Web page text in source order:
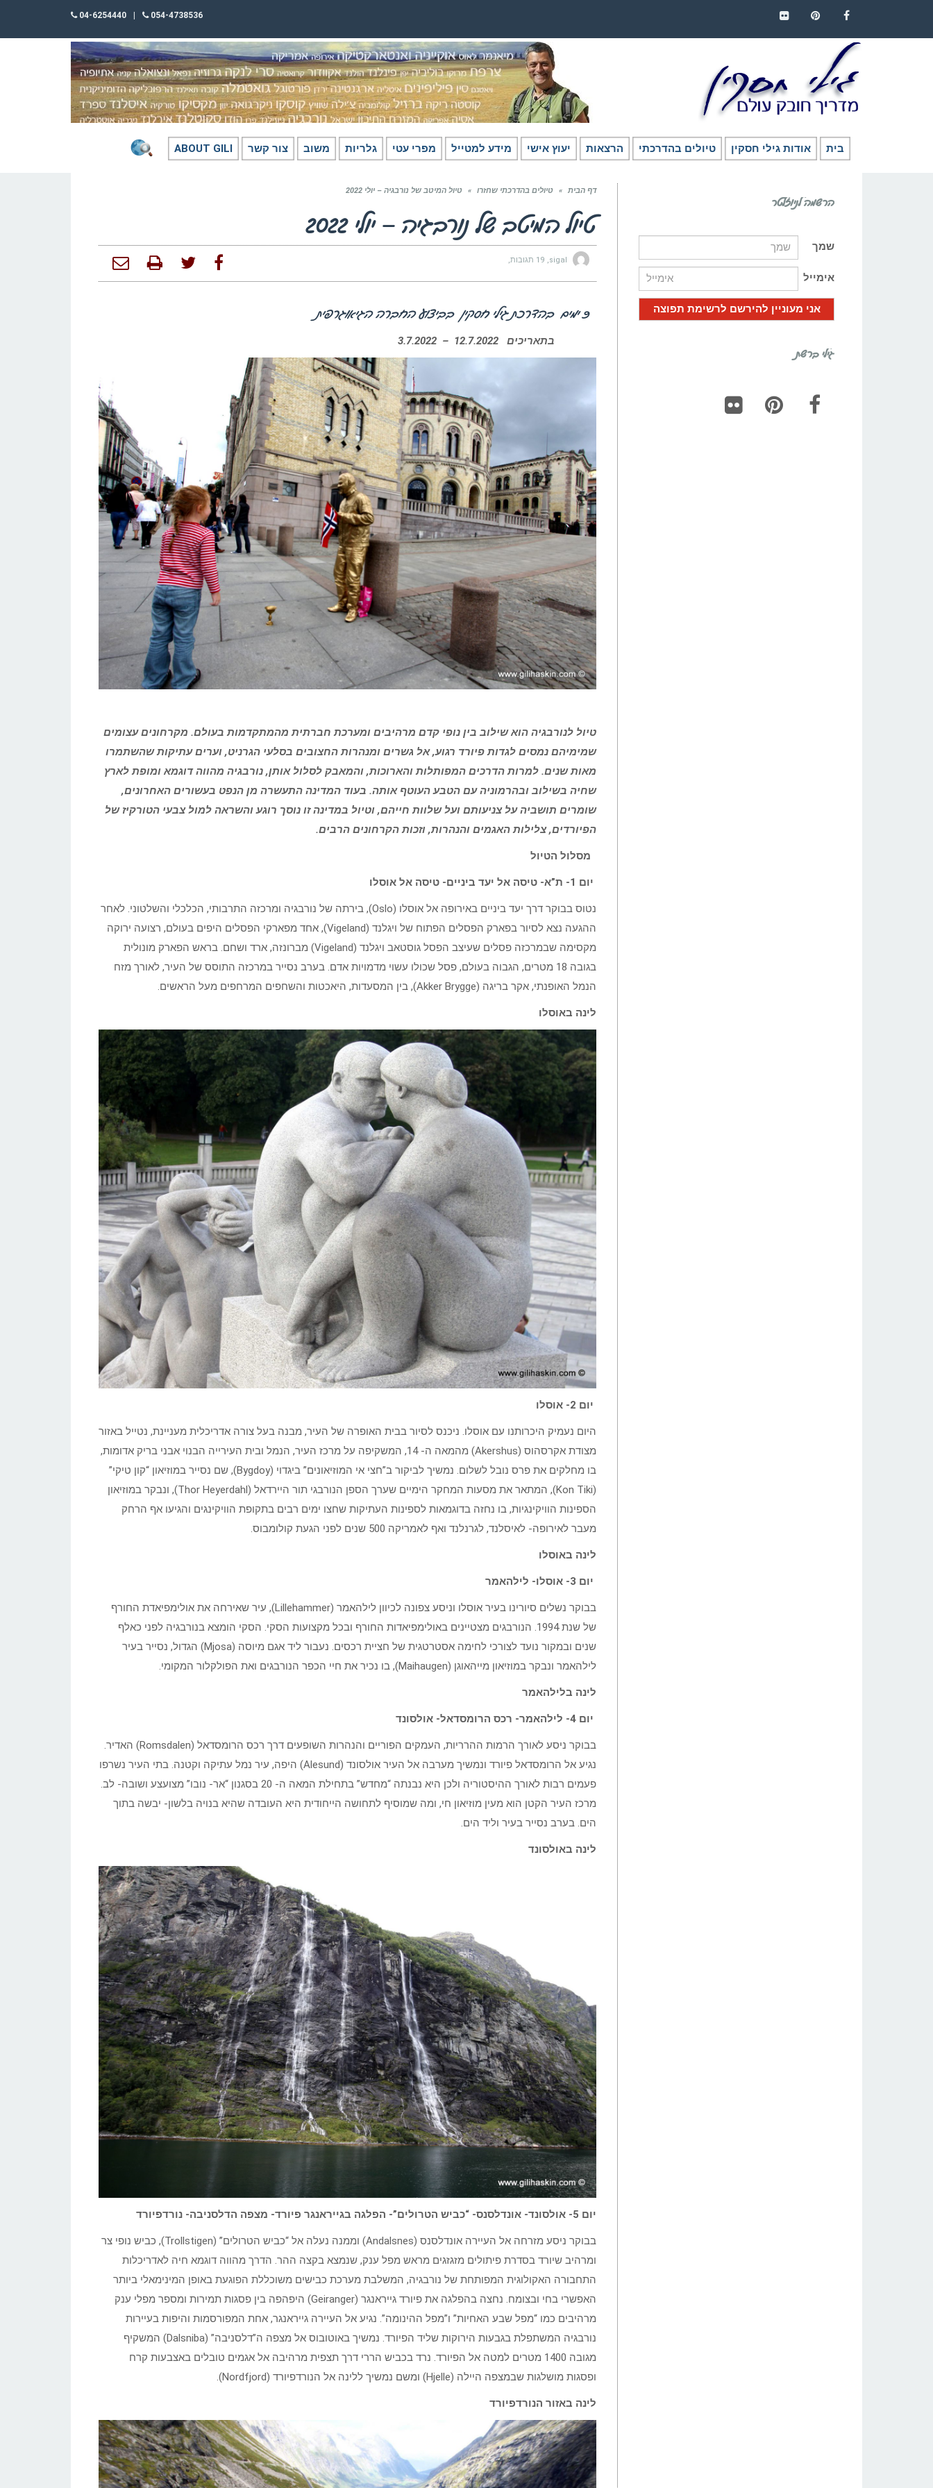
054-4738536
04-6254440
בית אודות גילי חסקין טיולים בהדרכתי הרצאות יעוץ אישי מידע למטייל מפרי עטי גלריות משוב צור קשר ABOUT GILI
דף הבית » טיולים בהדרכתי שחזרו » טיול המיטב של נורבגיה – יולי 2022
טיול המיטב של נורבגיה – יולי 2022
19 תגובות
9 ימים בהדרכת גילי חסקין בביצוע החברה הגיאוגרפית
בתאריכים 12.7.2022 – 3.7.2022
טיול לנורבגיה הוא שילוב בין נופי קדם מרהיבים ומערכת חברתית מהמתקדמות בעולם. מקרחונים עצומים
שמימיהם נמסים לגדות פיורד רגוע, אל גשרים ומנהרות החצובים בסלעי הגרניט, וערים עתיקות שהשתמרו
מאות שנים. למרות הדרכים המפותלות והארוכות, והמאבק לסלול אותן, נורבגיה מהווה דוגמא ומופת לארץ
שחיה בשילוב ובהרמוניה עם הטבע העוטף אותה. בעוד המדינה התעשרה מן הנפט בעשורים האחרונים,
שומרים תושביה על צניעותם ועל שלוות חייהם, וטיול במדינה זו נוסך רוגע והשראה למול צבעי הטורקיז של
הפיורדים, צלילות האגמים והנהרות, וזכות הקרחונים הרבים.
מסלול הטיול
יום 1- ת”א- טיסה אל יעד ביניים- טיסה אל אוסלו
נטוס בבוקר דרך יעד ביניים באירופה אל אוסלו (Oslo), בירתה של נורבגיה ומרכזה התרבותי, הכלכלי והשלטוני. לאחר
ההגעה נצא לסיור בפארק הפסלים הפתוח של ויגלנד (Vigeland), אחד מפארקי הפסלים היפים בעולם, רצועה ירוקה
מקסימה שבמרכזה פסלים שעיצב הפסל גוסטאב ויגלנד (Vigeland) מברונזה, ארד ושחם. בראש הפארק מונולית
בגובה 18 מטרים, הגבוה בעולם, פסל שכולו עשוי מדמויות אדם. בערב נסייר במרכזה התוסס של העיר, לאורך מזח
הנמל האופנתי, אקר בריגה (Akker Brygge), בין המסעדות, היאכטות והשחפים המרחפים מעל הראשים.
לינה באוסלו
יום 2- אוסלו
היום נעמיק היכרותנו עם אוסלו. ניכנס לסיור בבית האופרה של העיר, מבנה בעל צורה אדריכלית מעניינת, נטייל באזור
מצודת אקרסהוס (Akershus) מהמאה ה- 14, המשקיפה על מרכז העיר, הנמל ובית העירייה הבנוי אבני בריק אדומות,
בו מחלקים את פרס נובל לשלום. נמשיך לביקור ב”חצי אי המוזיאונים” ביגדוי (Bygdoy), שם נסייר במוזיאון “קון טיקי”
(Kon Tiki), המתאר את מסעות המחקר הימיים שערך הספן הנורבגי תור היירדאל (Thor Heyerdahl), ונבקר במוזיאון
הספינות הוויקינגיות, בו נחזה בדוגמאות לספינות העתיקות שחצו ימים רבים בתקופת הוויקינגים והגיעו אף הרחק
מעבר לאירופה- לאיסלנד, לגרנלנד ואף לאמריקה 500 שנים לפני הגעת קולומבוס.
לינה באוסלו
יום 3- אוסלו- לילהאמר
בבוקר נשלים סיורינו בעיר אוסלו וניסע צפונה לכיוון לילהאמר (Lillehammer), עיר שאירחה את אולימפיאדת החורף
של שנת 1994. הנורבגים מצטיינים באולימפיאדות החורף ובכל מקצועות הסקי. הסקי הומצא בנורבגיה לפני כאלף
שנים ובמקור נועד לצורכי לחימה אסטרטגית של חציית רכסים. נעבור ליד אגם מיוסה (Mjosa) הגדול, נסייר בעיר
לילהאמר ונבקר במוזיאון מייהאוגן (Maihaugen), בו נכיר את חיי הכפר הנורבגים ואת הפולקלור המקומי.
לינה בלילהאמר
יום 4- לילהאמר- רכס הרומסדאל- אולסונד
בבוקר ניסע לאורך הרמות ההרריות, העמקים הפוריים והנהרות השופעים דרך רכס הרומסדאל (Romsdalen) האדיר.
נגיע אל הרומסדאל פיורד ונמשיך מערבה אל העיר אולסונד (Alesund) היפה, עיר נמל עתיקה וקטנה. בתי העיר נשרפו
פעמים רבות לאורך ההיסטוריה ולכן היא נבנתה “מחדש” בתחילת המאה ה- 20 בסגנון “אר- נובו” מצועצע ושובה- לב.
מרכז העיר הקטן הוא מעין מוזיאון חי, ומה שמוסיף לתחושה הייחודית היא העובדה שהיא בנויה בלשון- יבשה בתוך
הים. בערב נסייר בעיר וליד הים.
לינה באולסונד
יום 5- אולסונד- אונדלסנס- “כביש הטרולים”- הפלגה בגייראנגר פיורד- מצפה הדלסניבה- נורדפיורד
בבוקר ניסע מזרחה אל העיירה אונדלסנס (Andalsnes) וממנה נעלה אל “כביש הטרולים” (Trollstigen), כביש נופי צר
ומרהיב שיורד בסדרת פיתולים מזגזגים מראש מפל ענק, שנמצא בקצה ההר. הדרך מהווה דוגמא חיה לאדריכלות
התחבורה האקולוגית המפותחת של נורבגיה, המשלבת מערכת כבישים משוכללת הפוגעת באופן המינימאלי ביותר
האפשרי בחי ובצומח. נחצה בהפלגה את פיורד גייראנגר (Geiranger) היפהפה בין פסגות תמירות ומספר מפלי ענק
מרהיבים כמו “מפל שבע האחיות” ו”מפל ההינומה”. נגיע אל העיירה גייראנגר, אחת המפורסמות והיפות בעיירות
נורבגיה המשתפלת בגבעות הירוקות שליד הפיורד. נמשיך באוטובוס אל מצפה ה”דלסניבה” (Dalsniba) המשקיף
מגובה 1400 מטרים למטה אל הפיורד. נרד בכביש הררי דרך תצפית מרהיבה אל אגמים טובלים באצבעות קרח
ופסגות מושלגות שבמצפה היילה (Hjelle) ומשם נמשיך ללינה אל הנורדפיורד (Nordfjord).
לינה באזור הנורדפיורד
הרשמה לניוזלטר
שמך
אימייל
גילי ברשת